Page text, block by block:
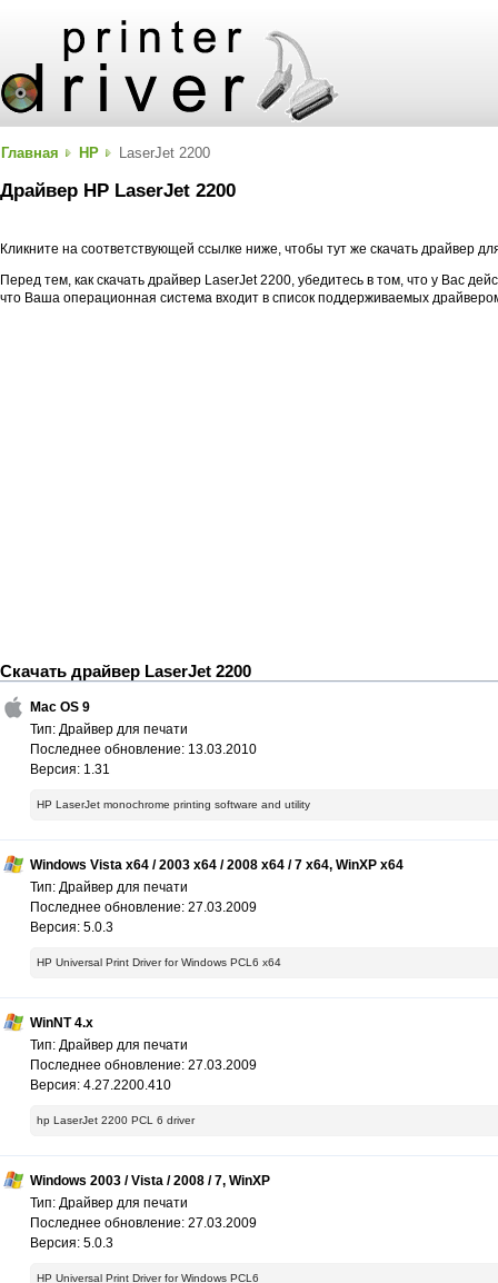
Главная HP LaserJet 2200
Драйвер HP LaserJet 2200
Кликните на соответствующей ссылке ниже, чтобы тут же скачать драйвер
Перед тем, как скачать драйвер LaserJet 2200, убедитесь в том, что у Вас
что Ваша операционная система входит в список поддерживаемых
Скачать драйвер LaserJet 2200
Mac OS 9
Тип: Драйвер для печати
Последнее обновление: 13.03.2010
Версия: 1.31
HP LaserJet monochrome printing software and utility
Windows Vista x64 / 2003 x64 / 2008 x64 / 7 x64, WinXP x64
Тип: Драйвер для печати
Последнее обновление: 27.03.2009
Версия: 5.0.3
HP Universal Print Driver for Windows PCL6 x64
WinNT 4.x
Тип: Драйвер для печати
Последнее обновление: 27.03.2009
Версия: 4.27.2200.410
hp LaserJet 2200 PCL 6 driver
Windows 2003 / Vista / 2008 / 7, WinXP
Тип: Драйвер для печати
Последнее обновление: 27.03.2009
Версия: 5.0.3
HP Universal Print Driver for Windows PCL6